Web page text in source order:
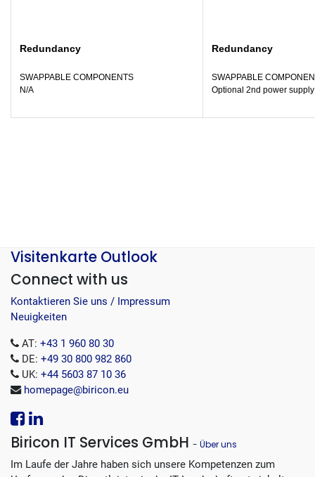
Redundancy
SWAPPABLE COMPONENTS
N/A
Redundancy
SWAPPABLE
Optional 2nd power supply
Visitenkarte Outlook
Connect with us
Kontaktieren Sie uns / Impressum
Neuigkeiten
AT: +43 1 960 80 30
DE: +49 30 800 982 860
UK: +44 5603 87 10 36
homepage@biricon.eu
Biricon IT Services GmbH - Über uns
Im Laufe der Jahre haben sich unsere Kompetenzen zum